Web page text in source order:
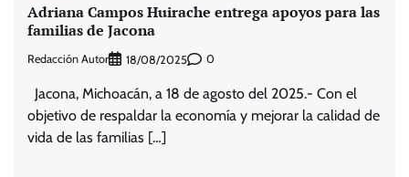
Adriana Campos Huirache entrega apoyos para las
familias de Jacona
Redacción Autor 18/08/2025 0
Jacona, Michoacán, a 18 de agosto del 2025.- Con el
objetivo de respaldar la economía y mejorar la calidad de
vida de las familias […]